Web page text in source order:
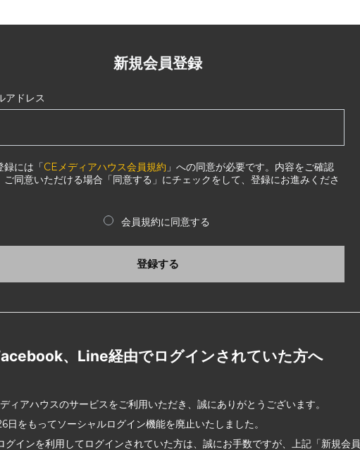
新規会員登録
アドレス
録には「CEメディアハウス会員規約 」への同意が必要です。内容をご確認
ご同意いただける場合「同意する」にチェックをして、登録にお進みくださ
会員規約に同意する
登録する
、Line経由でログインされていた方へ
ィアハウスのサービスをご利用いただき、誠にありがとうございます。
日をもってソーシャルログイン機能を廃止いたしました。
グインを利用してログインされていた方は、誠にお手数ですが、上記「新規会員